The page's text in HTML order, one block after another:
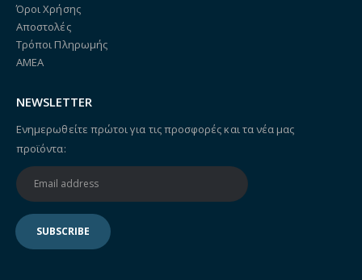
Όροι Χρήσης
Αποστολές
Τρόποι Πληρωμής
ΑΜΕΑ
NEWSLETTER
Ενημερωθείτε πρώτοι για τις προσφορές και τα νέα μας
προϊόντα: